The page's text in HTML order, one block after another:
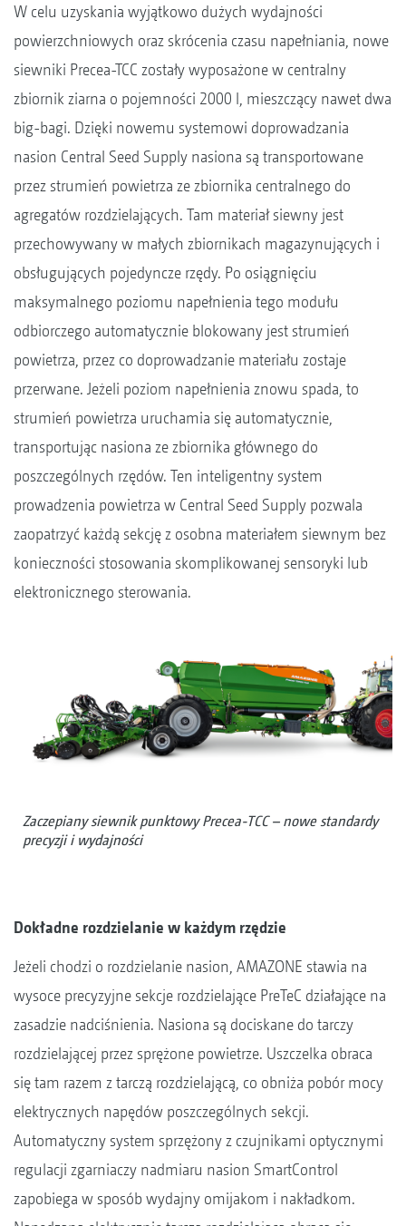
W celu uzyskania wyjątkowo dużych wydajności
powierzchniowych oraz skrócenia czasu napełniania, nowe
siewniki Precea-TCC zostały wyposażone w centralny
zbiornik ziarna o pojemności 2000 l, mieszczący nawet dwa
big-bagi. Dzięki nowemu systemowi doprowadzania
nasion Central Seed Supply nasiona są transportowane
przez strumień powietrza ze zbiornika centralnego do
agregatów rozdzielających. Tam materiał siewny jest
przechowywany w małych zbiornikach magazynujących i
obsługujących pojedyncze rzędy. Po osiągnięciu
maksymalnego poziomu napełnienia tego modułu
odbiorczego automatycznie blokowany jest strumień
powietrza, przez co doprowadzanie materiału zostaje
przerwane. Jeżeli poziom napełnienia znowu spada, to
strumień powietrza uruchamia się automatycznie,
transportując nasiona ze zbiornika głównego do
poszczególnych rzędów. Ten inteligentny system
prowadzenia powietrza w Central Seed Supply pozwala
zaopatrzyć każdą sekcję z osobna materiałem siewnym bez
konieczności stosowania skomplikowanej sensoryki lub
elektronicznego sterowania.
Zaczepiany siewnik punktowy Precea-TCC – nowe standardy
precyzji i wydajności
Dokładne rozdzielanie w każdym rzędzie
Jeżeli chodzi o rozdzielanie nasion, AMAZONE stawia na
wysoce precyzyjne sekcje rozdzielające PreTeC działające na
zasadzie nadciśnienia. Nasiona są dociskane do tarczy
rozdzielającej przez sprężone powietrze. Uszczelka obraca
się tam razem z tarczą rozdzielającą, co obniża pobór mocy
elektrycznych napędów poszczególnych sekcji.
Automatyczny system sprzężony z czujnikami optycznymi
regulacji zgarniaczy nadmiaru nasion SmartControl
zapobiega w sposób wydajny omijakom i nakładkom.